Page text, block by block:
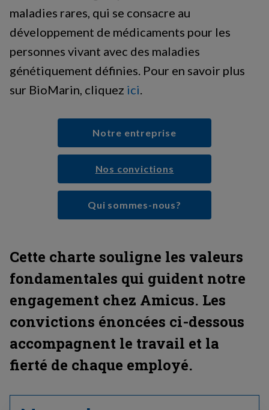
maladies rares, qui se consacre au
développement de médicaments pour les
personnes vivant avec des maladies
génétiquement définies. Pour en savoir plus
sur BioMarin, cliquez ici.
Notre entreprise
Nos convictions
Qui sommes-nous?
Cette charte souligne les valeurs
fondamentales qui guident notre
engagement chez Amicus. Les
convictions énoncées ci-dessous
accompagnent le travail et la
fierté de chaque employé.